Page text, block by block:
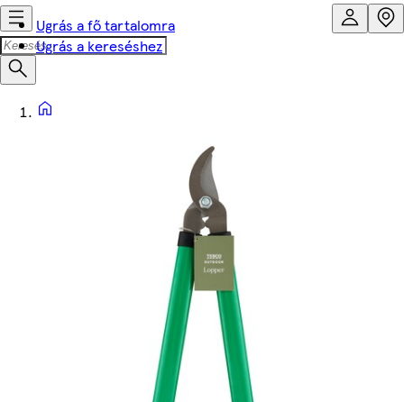
Ugrás a fő tartalomra
Ugrás a kereséshez